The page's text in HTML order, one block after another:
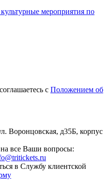
мероприятия по
с Положением об
Воронцовская, д35Б, корпус
все Ваши вопросы:
в Службу клиентской